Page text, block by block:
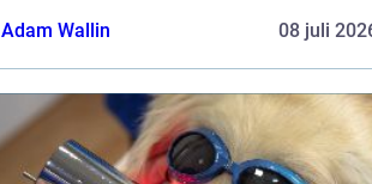
Adam Wallin 08 juli